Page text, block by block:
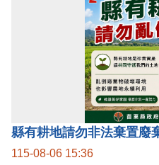
縣有耕地請勿非法棄置廢
115-08-06 15:36